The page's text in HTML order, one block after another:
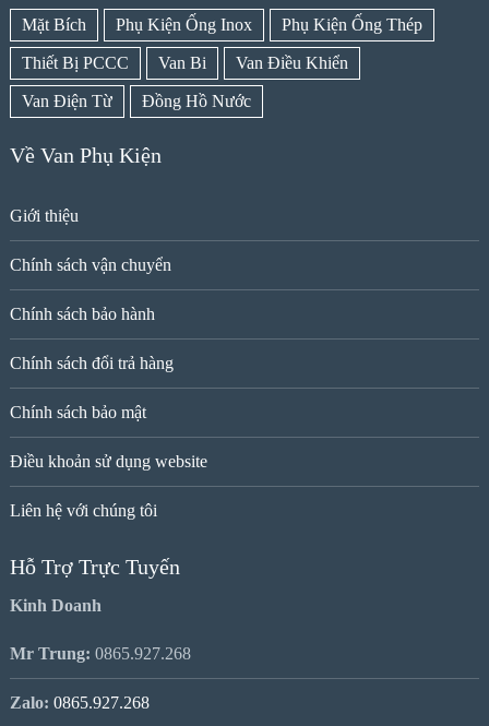
Mặt Bích Phụ Kiện Ống Inox Phụ Kiện Ống Thép
Thiết Bị PCCC Van Bi Van Điều Khiển
Van Điện Từ Đồng Hồ Nước
Về Van Phụ Kiện
Giới thiệu
Chính sách vận chuyển
Chính sách bảo hành
Chính sách đổi trả hàng
Chính sách bảo mật
Điều khoản sử dụng website
Liên hệ với chúng tôi
Hỗ Trợ Trực Tuyến
Kinh Doanh
Mr Trung: 0865.927.268
Zalo: 0865.927.268